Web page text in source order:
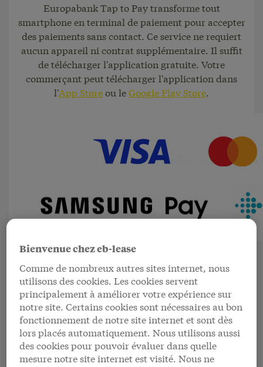
Europabank Tap to Pay transforme tout
smartphone en terminal de paiement pour accepter
des paiements sans contact. Ce service ne requiert
aucun appareil ni contrat supplémentaire. Il suffit
de télécharger l'application gratuite. Votre
commerçant peut télécharger l'application dans
l'App Storeou leGoogle Play Store.
Les avantages pour votre
client professionnel
Bienvenue chez eb-lease
Comme de nombreux autres sites internet, nous
utilisons des cookies. Les cookies servent
principalement à améliorer votre expérience sur
notre site. Certains cookies sont nécessaires au bon
fonctionnement de notre site internet et sont dès
lors placés automatiquement. Nous utilisons aussi
des cookies pour pouvoir évaluer dans quelle
mesure notre site internet est visité. Nous ne